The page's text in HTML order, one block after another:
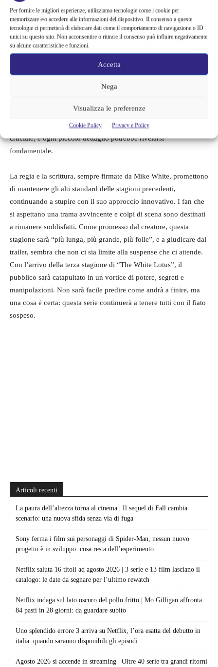
Per fornire le migliori esperienze, utilizziamo tecnologie come i cookie per
memorizzare e/o accedere alle informazioni del dispositivo. Il consenso a queste
tecnologie ci permetterà di elaborare dati come il comportamento di navigazione o ID
unici su questo sito. Non acconsentire o ritirare il consenso può influire negativamente
su alcune caratteristiche e funzioni.
Accetta
Nega
Visualizza le preferenze
Cookie Policy Privacy e Policy
un cast stellare che arricchisce ulteriormente la trama. Personaggi
complessi, ambigui e intriganti, che si trovano a dover affrontare
i loro demoni mentre i segreti si rivelano. La presenza di attori
come Leslie Bibb, Carrie Coon e Walton Goggins aggiunge un
ulteriore strato di profondità a una storia che si preannuncia
esplosiva. Con un mix di esperti veterani del cinema e talenti
emergenti, “The White Lotus” 3 alza la posta in gioco. Non sono
spettatori, che dovranno rimanere sul filo del rasoio fino alla fine
della stagione. Ogni scelta dei personaggi potrebbe essere
cruciale, e ogni piccolo dettaglio potrebbe rivelarsi
fondamentale.
La regia e la scrittura, sempre firmate da Mike White, promettono
di mantenere gli alti standard delle stagioni precedenti,
continuando a stupire con il suo approccio innovativo. I fan che
si aspettano una trama avvincente e colpi di scena sono destinati
a rimanere soddisfatti. Come promesso dal creatore, questa
stagione sarà “più lunga, più grande, più folle”, e a giudicare dal
trailer, sembra che non ci sia limite alla suspense che ci attende.
Con l’arrivo della terza stagione di “The White Lotus”, il
pubblico sarà catapultato in un vortice di potere, segreti e
manipolazioni. Non sarà facile predire come andrà a finire, ma
una cosa è certa: questa serie continuerà a tenere tutti con il fiato
sospeso.
Articoli recenti
La paura dell’altezza torna al cinema | Il sequel di Fall cambia
scenario: una nuova sfida senza via di fuga
Sony ferma i film sui personaggi di Spider-Man, nessun nuovo
progetto è in sviluppo: cosa resta dell’esperimento
Netflix saluta 16 titoli ad agosto 2026 | 3 serie e 13 film lasciano il
catalogo: le date da segnare per l’ultimo rewatch
Netflix indaga sul lato oscuro del pollo fritto | Mo Gilligan affronta
84 pasti in 28 giorni: da guardare subito
Uno splendido errore 3 arriva su Netflix, l’ora esatta del debutto in
italia: quando saranno disponibili gli episodi
Agosto 2026 si accende in streaming | Oltre 40 serie tra grandi ritorni